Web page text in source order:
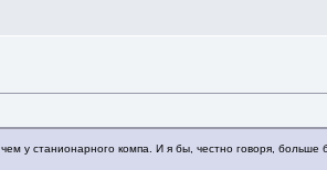
у станионарного компа. И я бы, честно говоря,